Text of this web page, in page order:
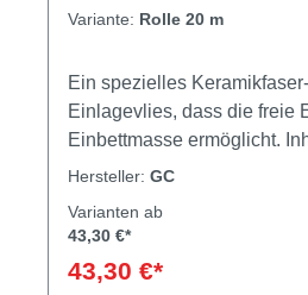
Variante: Rolle 20 m
Ein spezielles
Einlagevlies, dass die freie
Hersteller: GC
Varianten ab
43,30 €*
43,30 €*